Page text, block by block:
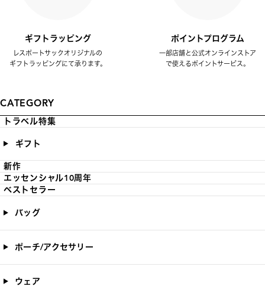
ギフトラッピング
レスポートサックオリジナルの
ギフトラッピングにて承ります。
ポイントプログラム
一部店舗と公式オンラインストア
で使えるポイントサービス。
CATEGORY
トラベル特集
ギフト
新作
エッセンシャル10周年
ベストセラー
バッグ
ポーチ/アクセサリー
ウェア